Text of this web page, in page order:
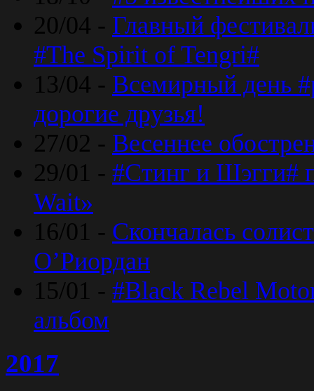
20/04 - Главный
#The Spirit of Tengri#
13/04 - Всемирный день
дорогие друзья!
27/02 - Весеннее
29/01 - #Стинг и Шэгги#
Wait»
16/01 - Скончалась
O’Риордан
15/01 - #Black Rebel
альбом
2017